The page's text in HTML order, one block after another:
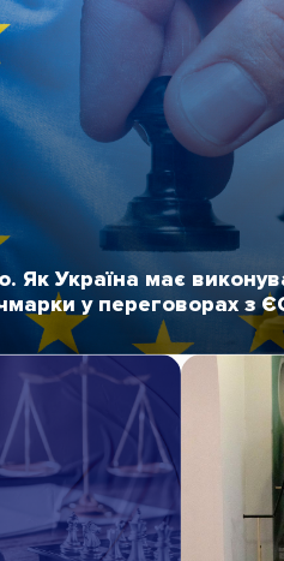
Як Україна має
у переговорах з